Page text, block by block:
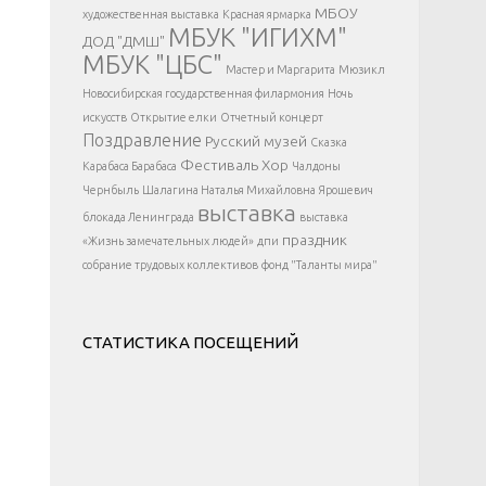
</div >
художественная выставка Красная ярмарка МБОУ
ДОД "ДМШ" МБУК "ИГИХМ"
МБУК "ЦБС" Мастер и Маргарита Мюзикл
Новосибирская государственная филармония Ночь
искусств Открытие елки Отчетный концерт
Поздравление Русский музей Сказка
Карабаса Барабаса ФестивальХор Чалдоны
Чернбыль Шалагина Наталья Михайловна Ярошевич
блокада Ленинграда выставка выставка
«Жизнь замечательных людей» дпи праздник
собрание трудовых коллективов фонд "Таланты мира"
СТАТИСТИКА ПОСЕЩЕНИЙ